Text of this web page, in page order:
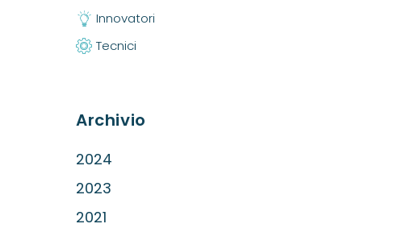
Innovatori
Tecnici
Archivio
2024
2023
2021